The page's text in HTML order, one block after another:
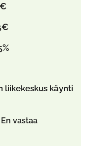
€
liikekeskus käynti
vastaa